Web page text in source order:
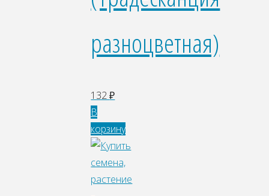
разноцветная)
132₽
В
корзину